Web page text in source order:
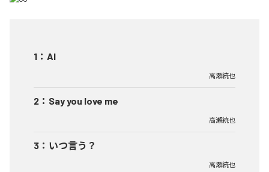
1 ： AI
高瀬統也
2 ： Say you love me
高瀬統也
3 ： いつ言う？
高瀬統也